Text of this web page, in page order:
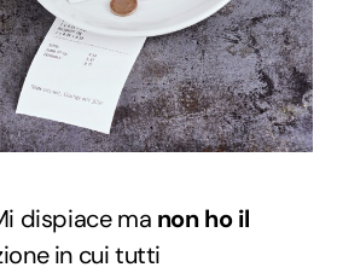
dispiace ma non ho il
in cui tutti